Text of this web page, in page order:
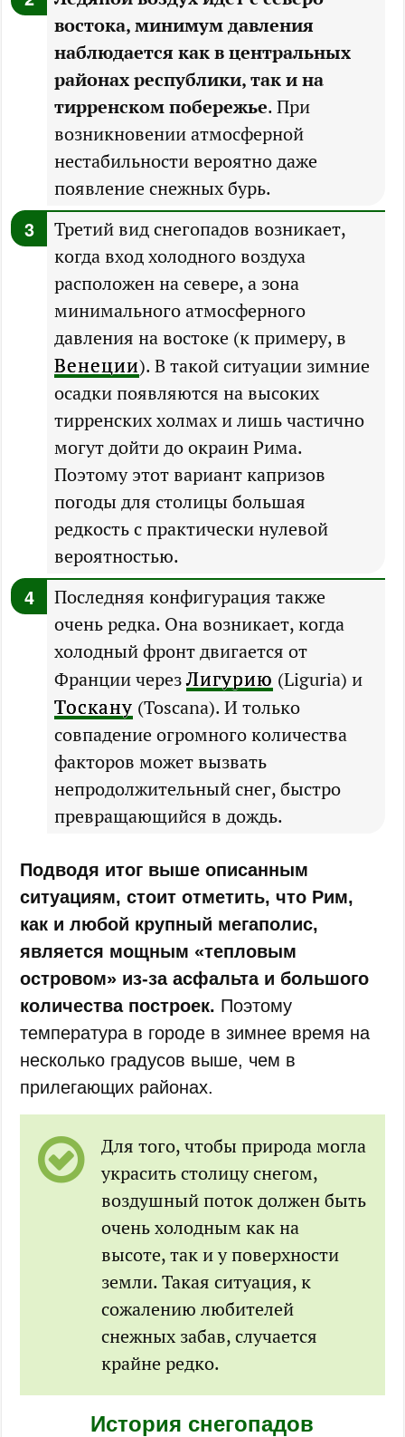
востока, минимум давления
наблюдается как в центральных
районах республики, так и на
тирренском побережье. При
возникновении атмосферной
нестабильности вероятно даже
появление снежных бурь.
Третий вид снегопадов возникает,
когда вход холодного воздуха
расположен на севере, а зона
минимального атмосферного
давления на востоке (к примеру, в
Венеции). В такой ситуации зимние
осадки появляются на высоких
тирренских холмах и лишь частично
могут дойти до окраин Рима.
Поэтому этот вариант капризов
погоды для столицы большая
редкость с практически нулевой
вероятностью.
Последняя конфигурация также
очень редка. Она возникает, когда
холодный фронт двигается от
Франции черезЛигурию (Liguria) и
Тоскану (Toscana). И только
совпадение огромного количества
факторов может вызвать
непродолжительный снег, быстро
превращающийся в дождь.
Подводя итог выше описанным
ситуациям, стоит отметить, что Рим,
как и любой крупный мегаполис,
является мощным «тепловым
островом» из-за асфальта и большого
количества построек. Поэтому
температура в городе в зимнее время на
несколько градусов выше, чем в
прилегающих районах.
Для того, чтобы природа могла
украсить столицу снегом,
воздушный поток должен быть
очень холодным как на
высоте, так и у поверхности
земли. Такая ситуация, к
сожалению любителей
снежных забав, случается
крайне редко.
История снегопадов